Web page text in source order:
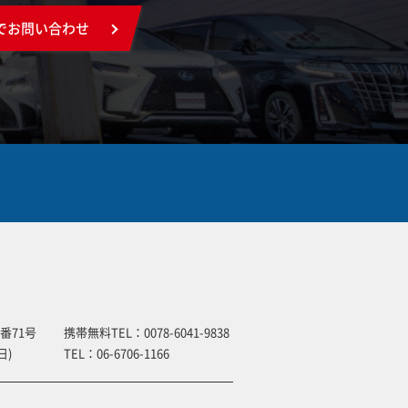
お問い合わせ
71号
)
携帯無料TEL： 0078-6041-9838
TEL： 06-6706-1166